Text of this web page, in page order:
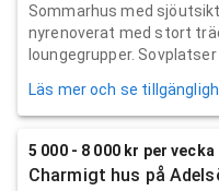
Sommarhus med
nyrenoverat med stort
loungegrupper. Sovplatser
Läs mer och se
5 000 - 8 000 kr per vecka
Charmigt hus på